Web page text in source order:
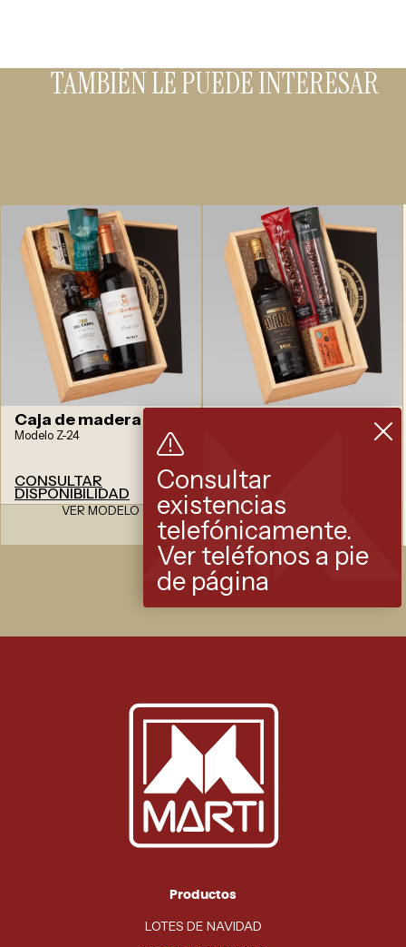
TAMBIÉN LE PUEDE INTERESAR
Caja de madera
Modelo Z-24
CONSULTAR
DISPONIBILIDAD
VER MODELO
CONSULTAR
DISPONIBILIDAD
VER MODELO
Productos
LOTES DE NAVIDAD
Consultar
existencias
telefónicamente.
Ver teléfonos a pie
de página